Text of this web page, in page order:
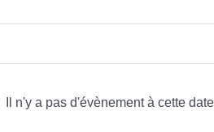
Il n'y a pas d'évènement à cette date